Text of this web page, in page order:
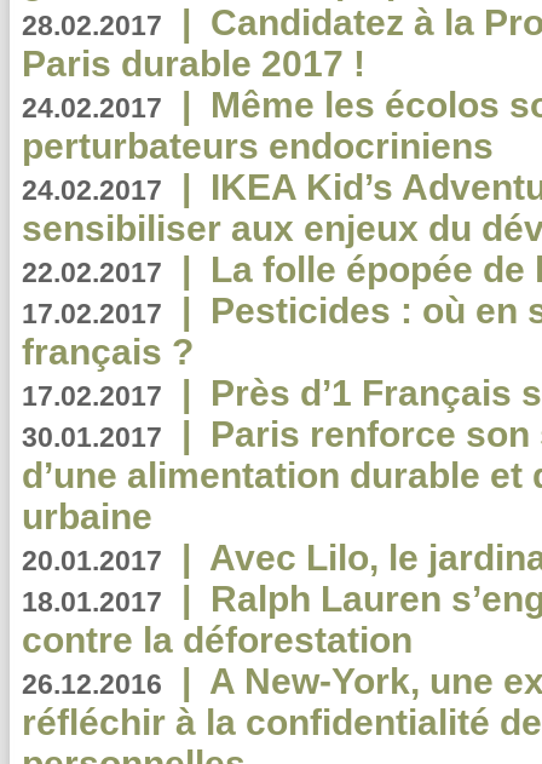
28.02.2017 | Candidatez à la
Paris durable 2017 !
24.02.2017 | Même les écolos
perturbateurs endocriniens
24.02.2017 | IKEA Kid’s
sensibiliser aux enjeux du
22.02.2017 | La folle épopée de
17.02.2017 | Pesticides : où en
français ?
17.02.2017 | Près d’1 Français
30.01.2017 | Paris renforce
d’une alimentation durable et
urbaine
20.01.2017 | Avec Lilo, le
18.01.2017 | Ralph Lauren
contre la déforestation
26.12.2016 | A New-York, une
réfléchir à la confidentialité